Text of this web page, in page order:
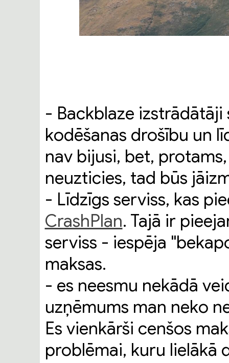
- Backblaze
kodēšanas drošību un
nav bijusi, bet,
neuzticies, tad būs
- Līdzīgs serviss, kas
CrashPlan. Tajā ir
serviss - iespēja
maksas.
- es neesmu nekādā
uzņēmums man neko
Es vienkārši cenšos
problēmai, kuru lielākā